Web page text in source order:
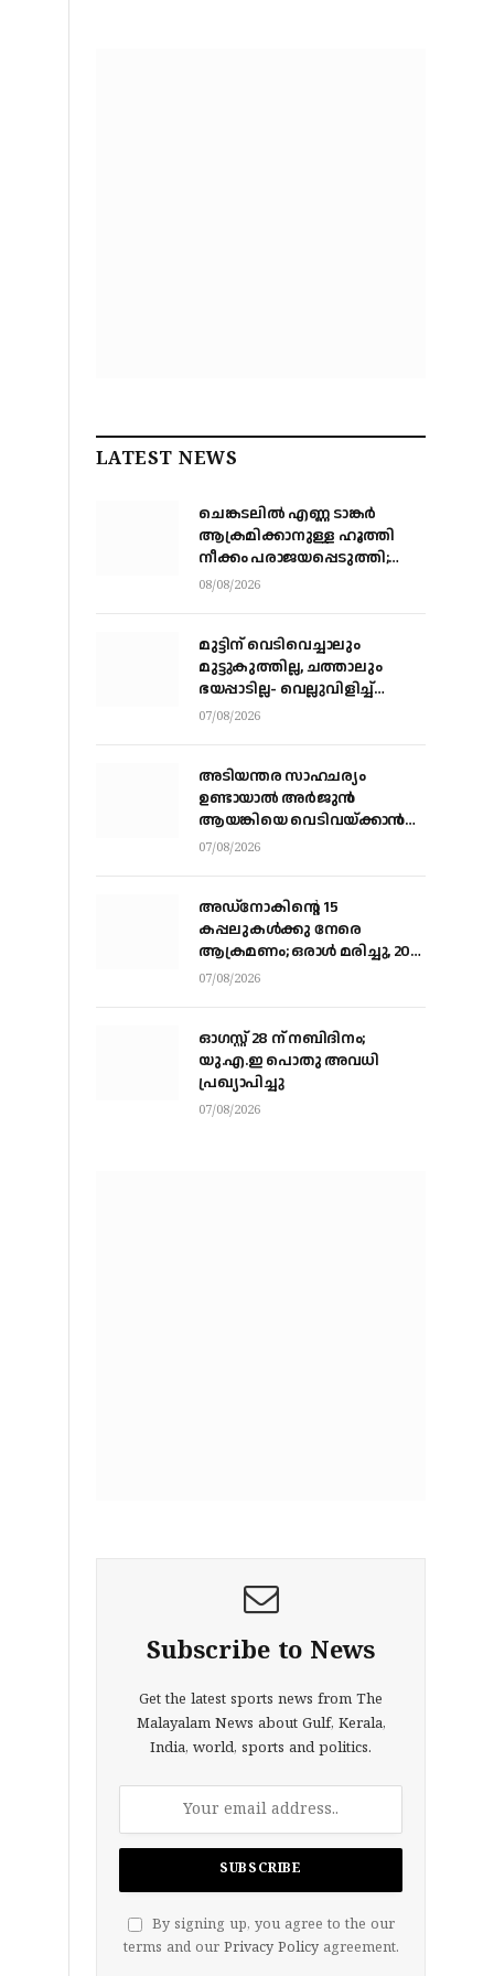
LATEST NEWS
ചെങ്കടലില്‍ എണ്ണ ടാങ്കര്‍
ആക്രമിക്കാനുള്ള ഹൂത്തി
നീക്കം പരാജയപ്പെടുത്തി;
യെമൻ സംഘർഷത്തിലേക്ക്
08/08/2026
മുട്ടിന് വെടിവെച്ചാലും
മുട്ടുകുത്തില്ല, ചത്താലും
ഭയപ്പാടില്ല- വെല്ലുവിളിച്ച്
വീണ്ടും അർജ്ജുൻ ആയങ്കി
07/08/2026
അടിയന്തര സാഹചര്യം
ഉണ്ടായാല്‍ അര്‍ജുന്‍
ആയങ്കിയെ വെടിവയ്ക്കാന്‍
നിര്‍ദേശം
07/08/2026
അഡ്നോകിന്റെ 15
കപ്പലുകള്‍ക്കു നേരെ
ആക്രമണം; ഒരാള്‍ മരിച്ചു, 20
പേര്‍ക്ക് പരിക്ക്
07/08/2026
ഓഗസ്റ്റ് 28 ന് നബിദിനം;
യു.എ.ഇ പൊതു അവധി
പ്രഖ്യാപിച്ചു
07/08/2026
Subscribe to News
Get the latest sports news from The
Malayalam News about Gulf, Kerala,
India, world, sports and politics.
By signing up, you agree to the our
terms and our Privacy Policyagreement.